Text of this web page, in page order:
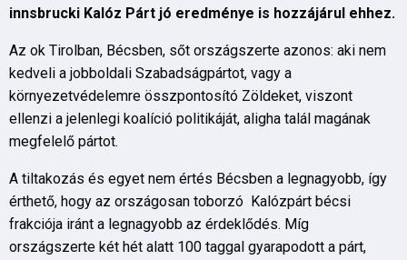
innsbrucki Kalóz Párt jó eredménye is hozzájárul ehhez.
Az ok Tirolban, Bécsben, sőt országszerte azonos: aki nem
kedveli a jobboldali Szabadságpártot, vagy a
környezetvédelemre összpontosító Zöldeket, viszont
ellenzi a jelenlegi koalíció politikáját, aligha talál magának
megfelelő pártot.
A tiltakozás és egyet nem értés Bécsben a legnagyobb, így
érthető, hogy az országosan toborzó Kalózpárt bécsi
frakciója iránt a legnagyobb az érdeklődés. Míg
országszerte két hét alatt 100 taggal gyarapodott a párt,